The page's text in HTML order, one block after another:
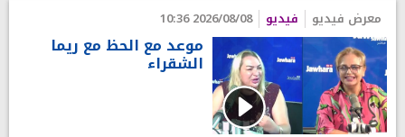
معرض فيديو فيديو 2026/08/08 10:36
موعد مع الحظ مع ريما
الشقراء